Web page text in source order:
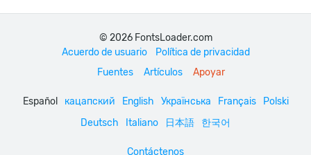
© 2026 FontsLoader.com
Acuerdo de usuario
Política de privacidad
Fuentes
Artículos Apoyar
Español кацапский English Українська Français
Polski
Deutsch
Italiano 日本語 한국어
Contáctenos